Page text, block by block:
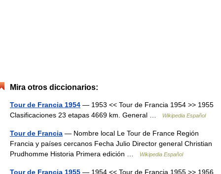
Mira otros diccionarios:
Tour de Francia 1954 — 1953 << Tour de Francia 1954 >> 1955
Clasificaciones 23 etapas 4669 km. General …
Wikipedia Español
Tour de Francia — Nombre local Le Tour de France Región
Francia y países cercanos Fecha Julio Director general Christian
Prudhomme Historia Primera edición …
Wikipedia Español
Tour de Francia 1955 — 1954 << Tour de Francia 1955 >> 1956